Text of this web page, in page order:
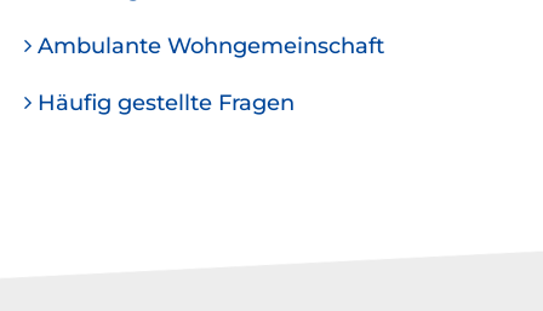
Ambulante Wohngemeinschaft
Häufig gestellte Fragen